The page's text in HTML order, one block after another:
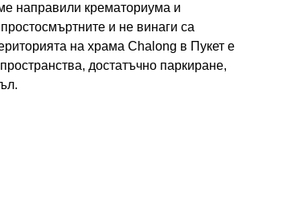
направили крематориума и
и не винаги са
на храма Chalong в Пукет е
достатъчно паркиране,